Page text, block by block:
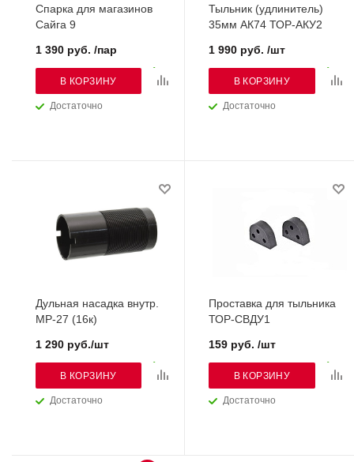
Спарка для магазинов
Сайга 9
Достаточно
1 390 руб. /пар
В КОРЗИНУ
Тыльник (удлинитель)
35мм АК74 ТОР-АКУ2
Достаточно
1 990 руб. /шт
В КОРЗИНУ
Дульная насадка внутр.
МР-27 (16к)
Достаточно
1 290 руб./шт
В КОРЗИНУ
Проставка для тыльника
ТОР-СВДУ1
Достаточно
159 руб. /шт
В КОРЗИНУ